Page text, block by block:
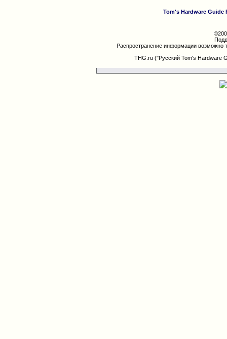
Tom's Hardware Guide
Распространение информации возможно
THG.ru ("Русский Tom's Hardware